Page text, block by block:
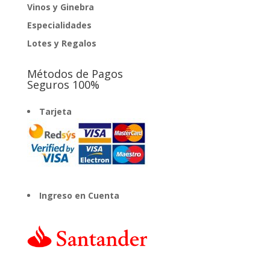
Vinos y Ginebra
Especialidades
Lotes y Regalos
Métodos de Pagos
Seguros 100%
Tarjeta
Ingreso en Cuenta